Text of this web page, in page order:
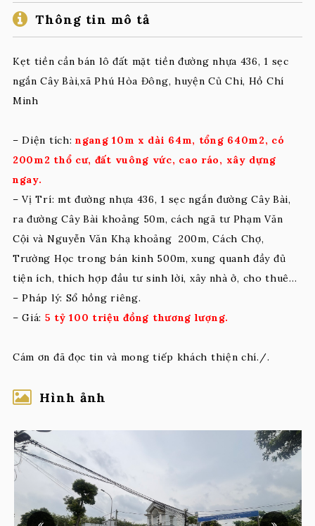
Thông tin mô tả
Kẹt tiền cần bán lô đất mặt tiền đường nhựa 436, 1 sẹc
ngắn Cây Bài,xã Phú Hòa Đông, huyện Củ Chi, Hồ Chí
Minh
– Diện tích:ngang 10m x dài 64m, tổng 640m2, có
200m2 thổ cư, đất vuông vức, cao ráo, xây dựng
ngay.
– Vị Trí: mt đường nhựa 436, 1 sẹc ngắn đường Cây Bài,
ra đường Cây Bài khoảng 50m, cách ngã tư Phạm Văn
Cội và Nguyễn Văn Khạ khoảng 200m, Cách Chợ,
Trường Học trong bán kinh 500m, xung quanh đầy đủ
tiện ích, thích hợp đầu tư sinh lời, xây nhà ở, cho thuê…
– Pháp lý: Sổ hồng riêng.
– Giá: 5 tỷ 100 triệu đồng thương lượng.
Cám ơn đã đọc tin và mong tiếp khách thiện chí./.
Hình ảnh